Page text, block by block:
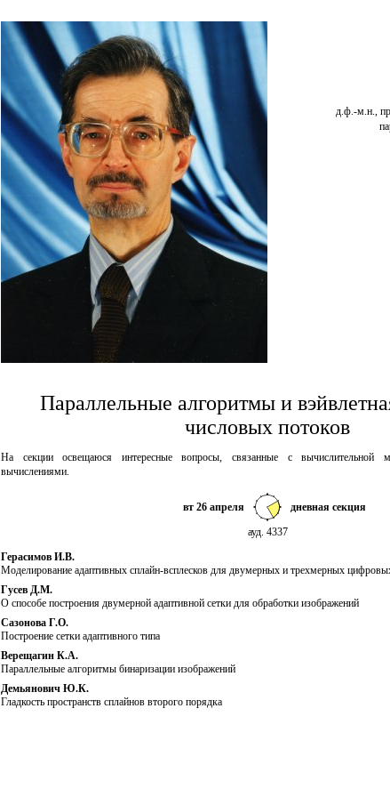
д.ф.-м.н.,
Параллельные алгоритмы и
числовых потоков
На секции освещаюся интересные вопросы, связанные с вычислительной
вычислениями.
вт 26 апреля
дневная секция
ауд. 4337
Герасимов И.В.
Моделирование адаптивных сплайн-всплесков для двумерных и трехмерных
Гусев Д.М.
О способе построения двумерной адаптивной сетки для обработки изображений
Сазонова Г.О.
Построение сетки адаптивного типа
Верещагин К.А.
Параллельные алгоритмы бинаризации изображений
Демьянович Ю.К.
Гладкость пространств сплайнов второго порядка